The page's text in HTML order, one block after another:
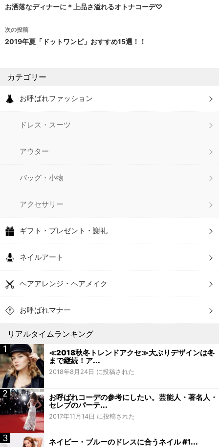
投
稿
ナ
ゲ
ー
お洒落なディナーに＊上品さ溢れるオトナコーデ♡
次の投稿
2019年夏「ドットワンピ」おすすめ15選！！
カテゴリー
お呼ばれファッション
ドレス・スーツ
アウター
バッグ・小物
アクセサリー
ギフト・プレゼント・謝礼
ネイルアート
ヘアアレンジ・ヘアメイク
お呼ばれマナー
リアルタイムランキング
≪2018秋冬トレンドアクセ≫大ぶりデザインは冬
まで継続！ア...
2018年8月24日 に投稿された
お呼ばれコーデの参考にしたい。芸能人・著名人・
セレブのパーテ...
2017年11月14日 に投稿された
ネイビー・ブルーのドレスに合うネイル #1...